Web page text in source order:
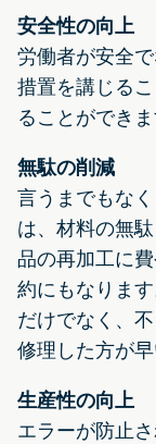
安全性の向上
労働者が安全
措置を講じる
ることができま
無駄の削減
言うまでもなく
は、材料の無
品の再加工に
約にもなりま
だけでなく、
修理した方が早
生産性の向上
エラーが防止